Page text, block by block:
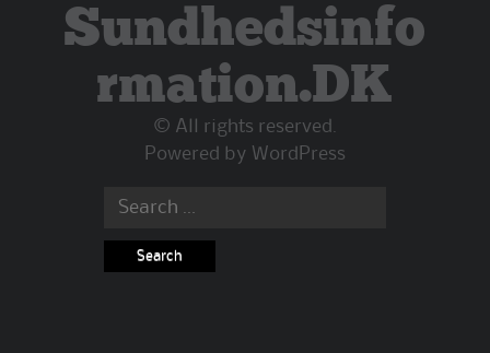
Sundhedsinfo
rmation.DK
© All rights reserved.
Powered by WordPress
Search